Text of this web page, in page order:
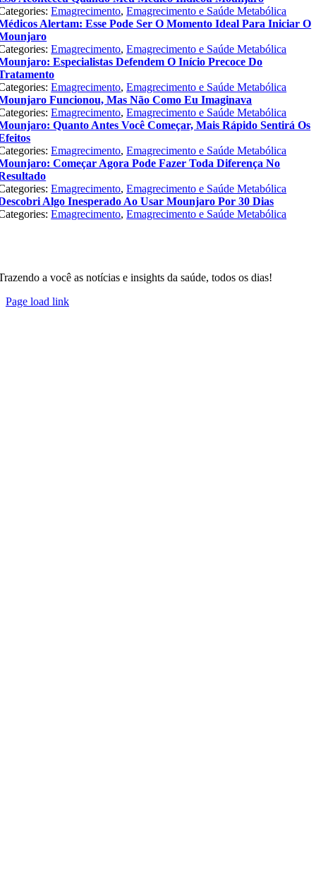
Emagrecimento,Emagrecimento e Saúde Metabólica
Alertam: Esse Pode Ser O Momento Ideal Para Iniciar O
Emagrecimento,Emagrecimento e Saúde Metabólica
Especialistas Defendem O Início Precoce Do
Emagrecimento,Emagrecimento e Saúde Metabólica
Funcionou, Mas Não Como Eu Imaginava
Emagrecimento,Emagrecimento e Saúde Metabólica
Quanto Antes Você Começar, Mais Rápido Sentirá Os
Emagrecimento,Emagrecimento e Saúde Metabólica
Começar Agora Pode Fazer Toda Diferença No
Emagrecimento,Emagrecimento e Saúde Metabólica
Algo Inesperado Ao Usar Mounjaro Por 30 Dias
Emagrecimento,Emagrecimento e Saúde Metabólica
a você as notícias e insights da saúde, todos os dias!
Page load link